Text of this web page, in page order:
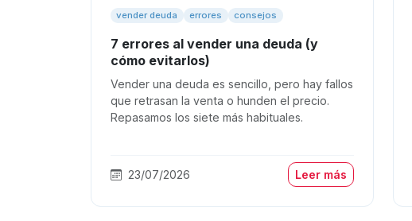
vender deuda errores consejos
7 errores al vender una deuda (y
cómo evitarlos)
Vender una deuda es sencillo, pero hay fallos
que retrasan la venta o hunden el precio.
Repasamos los siete más habituales.
23/07/2026 Leer más